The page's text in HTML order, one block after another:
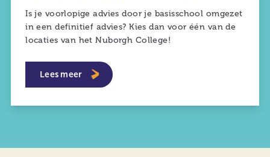
Is je voorlopige advies door je basisschool omgezet
in een definitief advies? Kies dan voor één van de
locaties van het Nuborgh College!
Lees meer